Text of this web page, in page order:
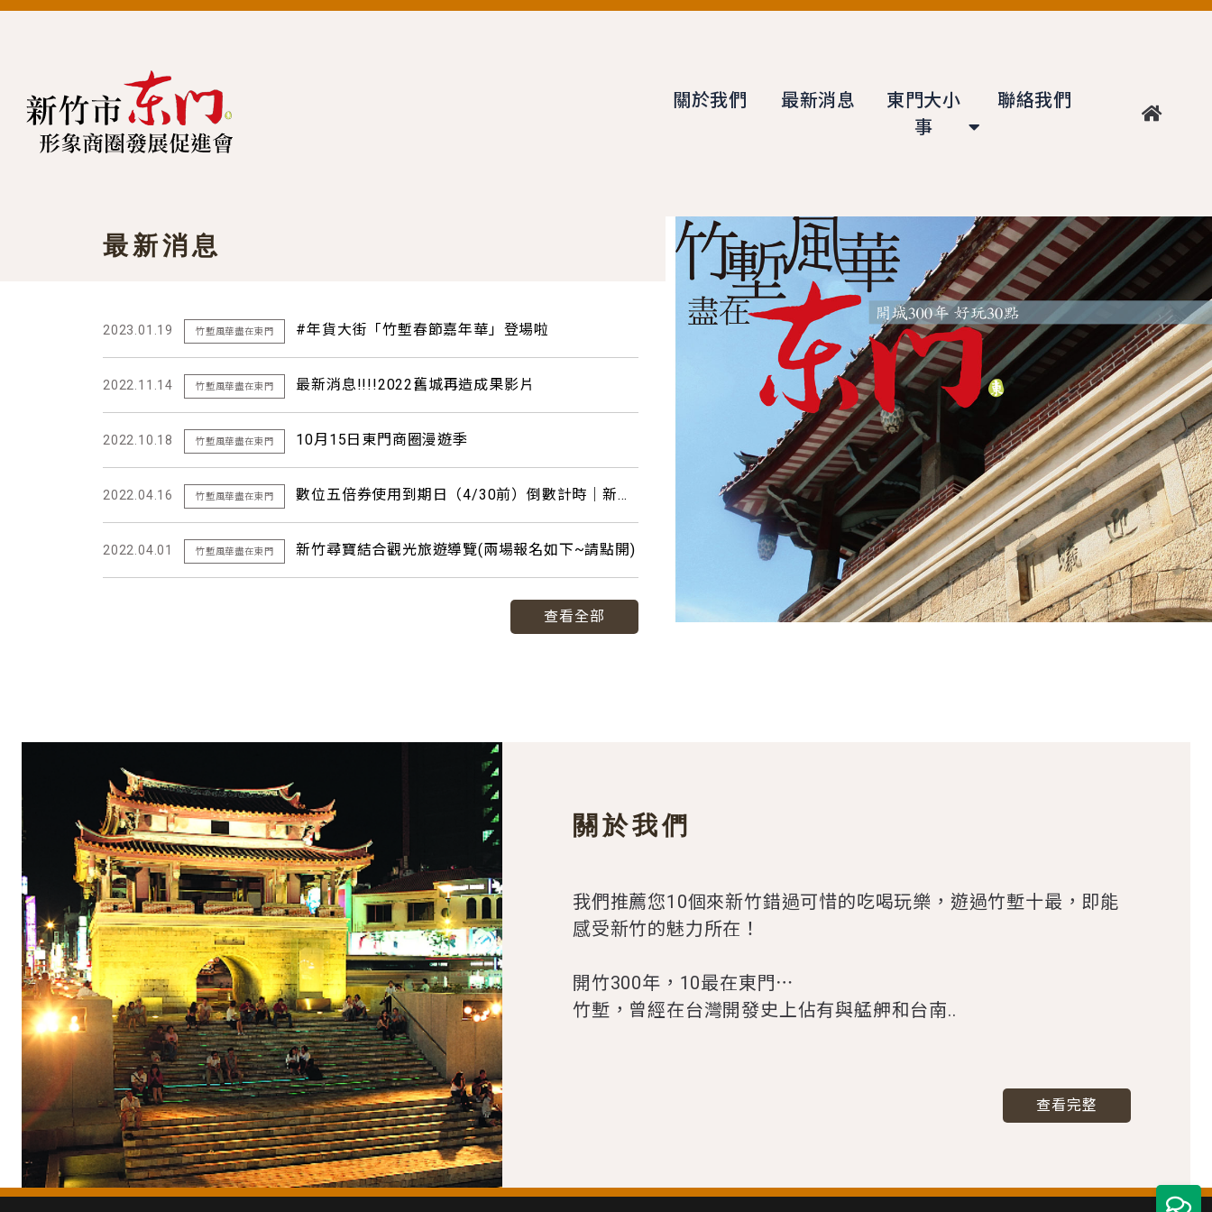
關於我們 最新消息
東門大小
事
聯絡我們
最新消息
2023.01.19 竹塹風華盡在東門 #年貨大街「竹塹春節嘉年華」登場啦
2022.11.14 竹塹風華盡在東門 最新消息!!!!2022舊城再造成果影片
2022.10.18 竹塹風華盡在東門 10月15日東門商圈漫遊季
2022.04.16 竹塹風華盡在東門 數位五倍券使用到期日（4/30前）倒數計時｜新竹東門商圈可兌換加碼優惠店家一次報你知！
2022.04.01 竹塹風華盡在東門 新竹尋寶結合觀光旅遊導覽(兩場報名如下~請點開)
查看全部
關於我們
我們推薦您10個來新竹錯過可惜的吃喝玩樂，遊過竹塹十最，即能
感受新竹的魅力所在！
開竹300年，10最在東門⋯
竹塹，曾經在台灣開發史上佔有與艋舺和台南..
查看完整